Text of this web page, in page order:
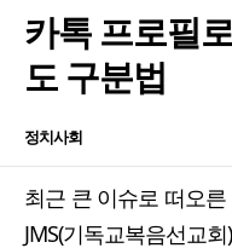
카톡 프로필
도 구분법
정치사회
최근 큰 이슈로 떠오
JMS(기독교복음선교